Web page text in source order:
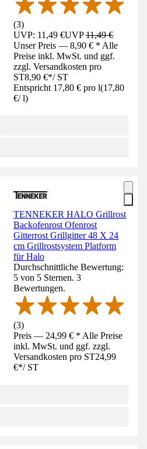
(3)
UVP: 11,49 €UVP11,49 €
Unser Preis — 8,90 € * Alle
Preise inkl. MwSt. und ggf.
zzgl. Versandkosten pro
ST8,90 €*/ ST
Entspricht 17,80 € pro l(17,80
€/ l)
TENNEKER HALO Grillrost
Backofenrost Ofenrost
Gitterrost Grillgitter 48 X 24
cm Grillrostsystem Platform
für Halo
Durchschnittliche Bewertung:
5 von 5 Sternen. 3
Bewertungen.
(3)
Preis — 24,99 € * Alle Preise
inkl. MwSt. und ggf. zzgl.
Versandkosten pro ST24,99
€*/ ST